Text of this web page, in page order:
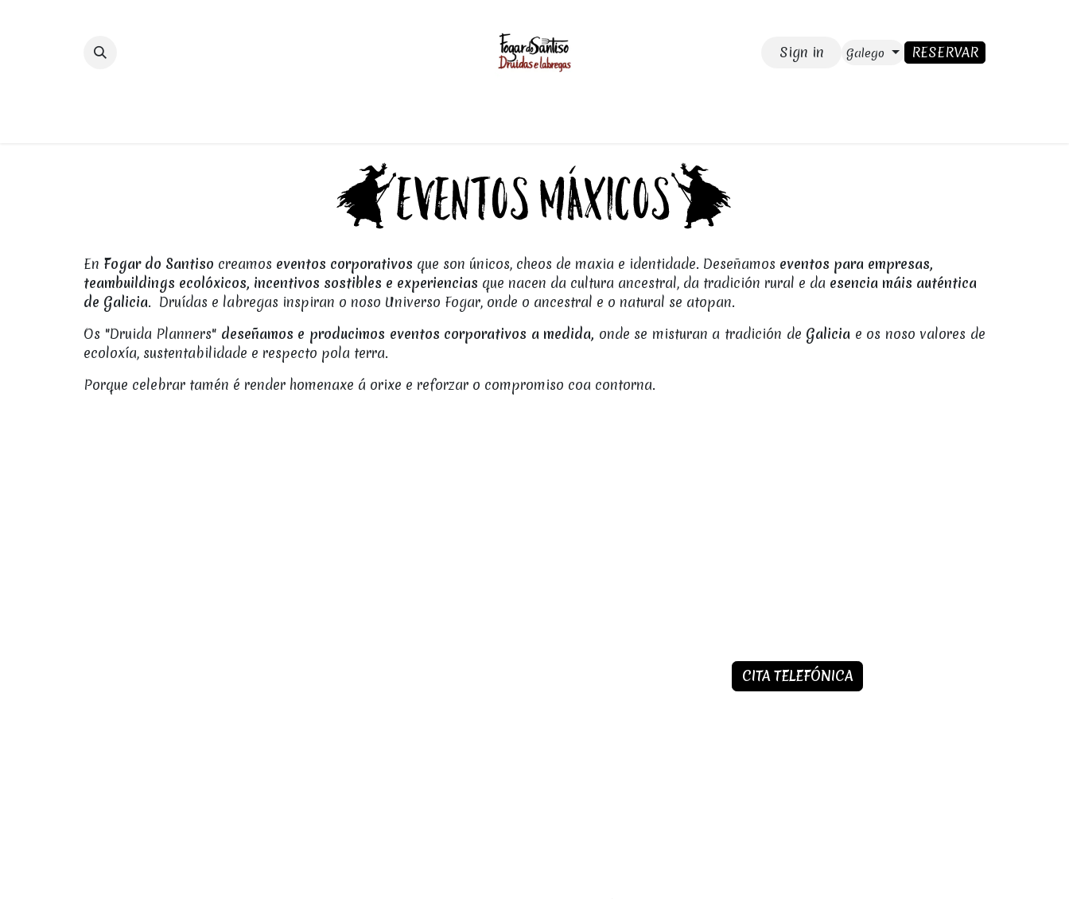
Sign in Galego RESERVAR
En Fogar do Santiso creamos eventos corporativos que son únicos, cheos de maxia e identidade. Deseñamos eventos para empresas,
teambuildings ecolóxicos, incentivos sostibles e experiencias que nacen da cultura ancestral, da tradición rural e da esencia máis auténtica
de Galicia. Druídas e labregas inspiran o noso Universo Fogar, onde o ancestral e o natural se atopan.
Os "Druida Planners" deseñamos e producimos eventos corporativos a medida, onde se misturan a tradición de Galicia e os noso valores de
ecoloxía, sustentabilidade e respecto pola terra.
Porque celebrar tamén é render homenaxe á orixe e reforzar o compromiso coa contorna.
CITA TELEFÓNICA​​​​